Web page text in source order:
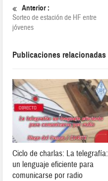
Anterior :
Sorteo de estación de HF entre
jóvenes
Publicaciones relacionadas
Ciclo de charlas: La telegrafía:
un lenguaje eficiente para
comunicarse por radio